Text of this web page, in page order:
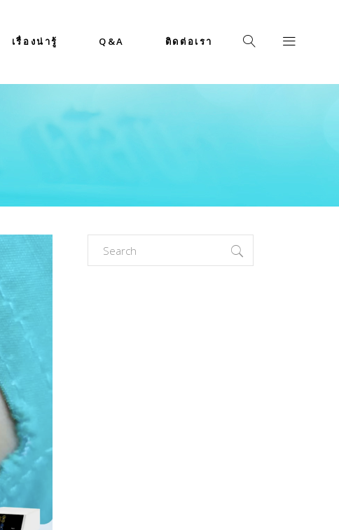
เรื่องน่ารู้ Q&A ติดต่อเรา
Search
for: